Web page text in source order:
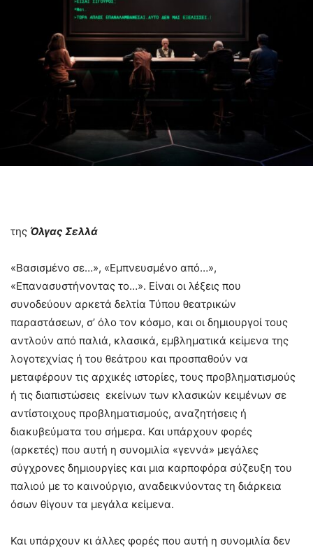
της Όλγας Σελλά
«Βασισμένο σε…», «Εμπνευσμένο από…»,
«Επανασυστήνοντας το…». Είναι οι λέξεις που
συνοδεύουν αρκετά δελτία Τύπου θεατρικών
παραστάσεων, σ’ όλο τον κόσμο, και οι δημιουργοί τους
αντλούν από παλιά, κλασικά, εμβληματικά κείμενα της
λογοτεχνίας ή του θεάτρου και προσπαθούν να
μεταφέρουν τις αρχικές ιστορίες, τους προβληματισμούς
ή τις διαπιστώσεις εκείνων των κλασικών κειμένων σε
αντίστοιχους προβληματισμούς, αναζητήσεις ή
διακυβεύματα του σήμερα. Και υπάρχουν φορές
(αρκετές) που αυτή η συνομιλία «γεννά» μεγάλες
σύγχρονες δημιουργίες και μια καρποφόρα σύζευξη του
παλιού με το καινούργιο, αναδεικνύοντας τη διάρκεια
όσων θίγουν τα μεγάλα κείμενα.
Και υπάρχουν κι άλλες φορές που αυτή η συνομιλία δεν